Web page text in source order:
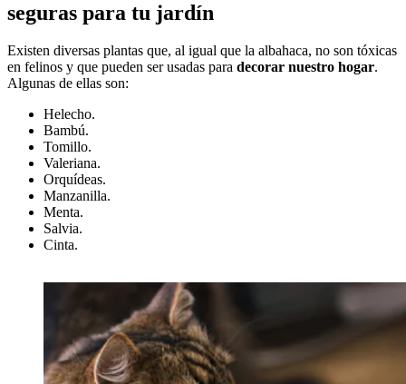
seguras para tu jardín
Existen diversas plantas que, al igual que la albahaca, no son tóxicas
en felinos y que pueden ser usadas para decorar nuestro hogar.
Algunas de ellas son:
Helecho.
Bambú.
Tomillo.
Valeriana.
Orquídeas.
Manzanilla.
Menta.
Salvia.
Cinta.